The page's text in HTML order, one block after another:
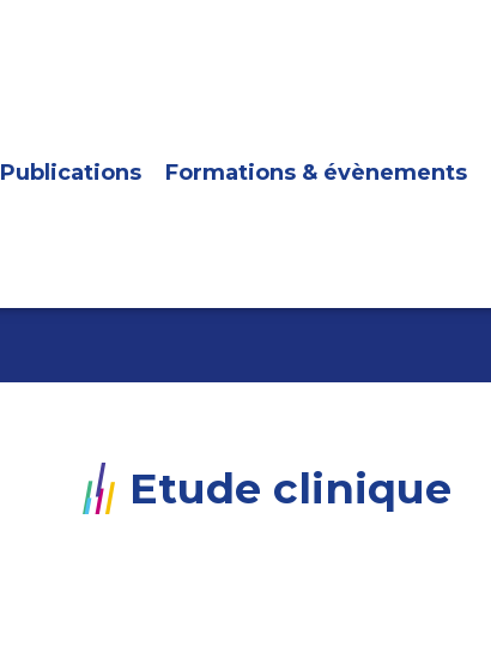
Publications Formations & évènements
Etude clinique